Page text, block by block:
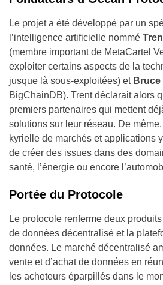
Le projet a été développé par un
l’intelligence artificielle nommé
(membre important de MetaCartel
exploiter certains aspects de la
jusque là sous-exploitées) et Bruce
BigChainDB). Trent déclarait alors
premiers partenaires qui mettent
solutions sur leur réseau. De
kyrielle de marchés et applications
de créer des issues dans des
santé, l’énergie ou encore
Portée du Protocole
Le protocole renferme deux
de données décentralisé et la
données. Le marché décentralisé
vente et d’achat de données en
les acheteurs éparpillés dans le